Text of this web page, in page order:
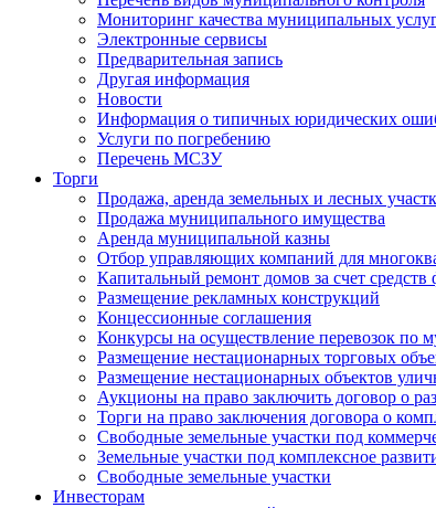
Мониторинг качества муниципальных
Электронные сервисы
Предварительная запись
Другая информация
Новости
Информация о типичных юридических
Услуги по погребению
Перечень МСЗУ
Торги
Продажа, аренда земельных и лесных
Продажа муниципального имущества
Аренда муниципальной казны
Отбор управляющих компаний для
Капитальный ремонт домов за счет
Размещение рекламных конструкций
Концессионные соглашения
Конкурсы на осуществление перевозок по
Размещение нестационарных торговых
Размещение нестационарных объектов
Аукционы на право заключить договор о
Торги на право заключения договора о
Свободные земельные участки под
Земельные участки под комплексное
Свободные земельные участки
Инвесторам